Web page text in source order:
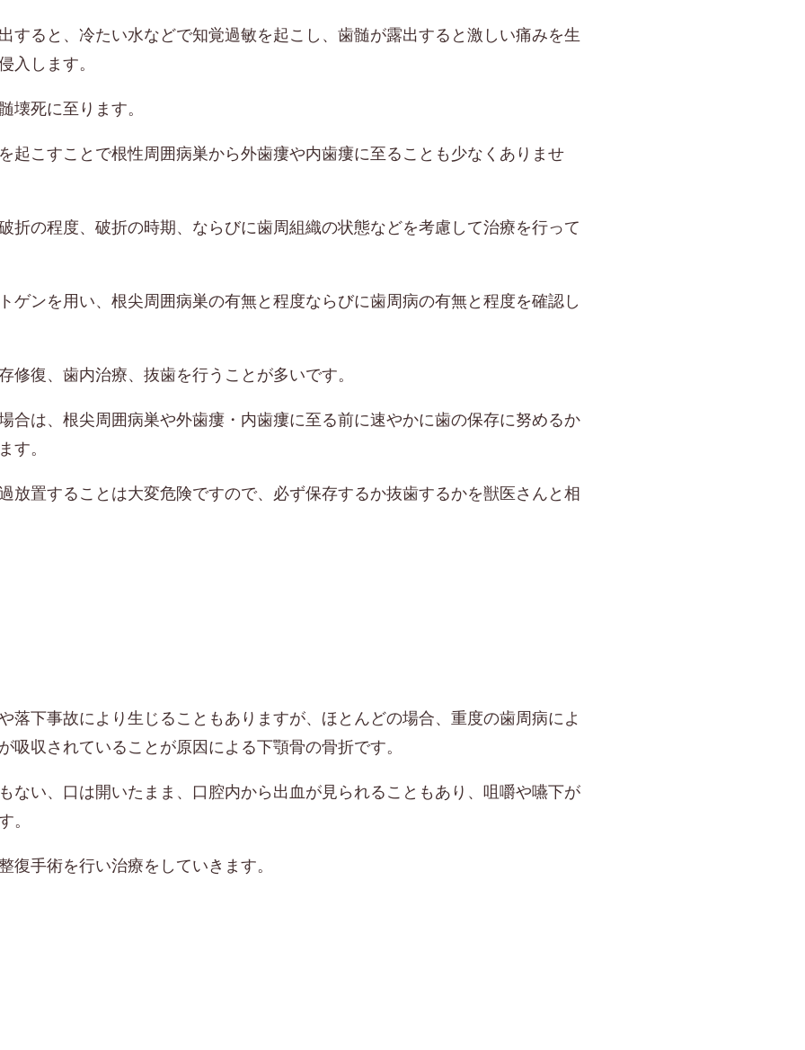
すると、冷たい水などで知覚過敏を起こし、歯髄が露出すると激しい痛みを生
入します。
壊死に至ります。
起こすことで根性周囲病巣から外歯瘻や内歯瘻に至ることも少なくありませ
折の程度、破折の時期、ならびに歯周組織の状態などを考慮して治療を行って
ゲンを用い、根尖周囲病巣の有無と程度ならびに歯周病の有無と程度を確認し
修復、歯内治療、抜歯を行うことが多いです。
合は、根尖周囲病巣や外歯瘻・内歯瘻に至る前に速やかに歯の保存に努めるか
す。
放置することは大変危険ですので、必ず保存するか抜歯するかを獣医さんと相
落下事故により生じることもありますが、ほとんどの場合、重度の歯周病によ
吸収されていることが原因による下顎骨の骨折です。
ない、口は開いたまま、口腔内から出血が見られることもあり、咀嚼や嚥下が
。
復手術を行い治療をしていきます。